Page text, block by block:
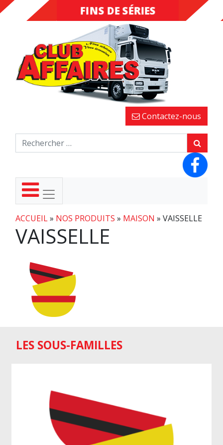
Contactez-nous
ACCUEIL» NOS PRODUITS » MAISON » VAISSELLE
VAISSELLE
LES SOUS-FAMILLES